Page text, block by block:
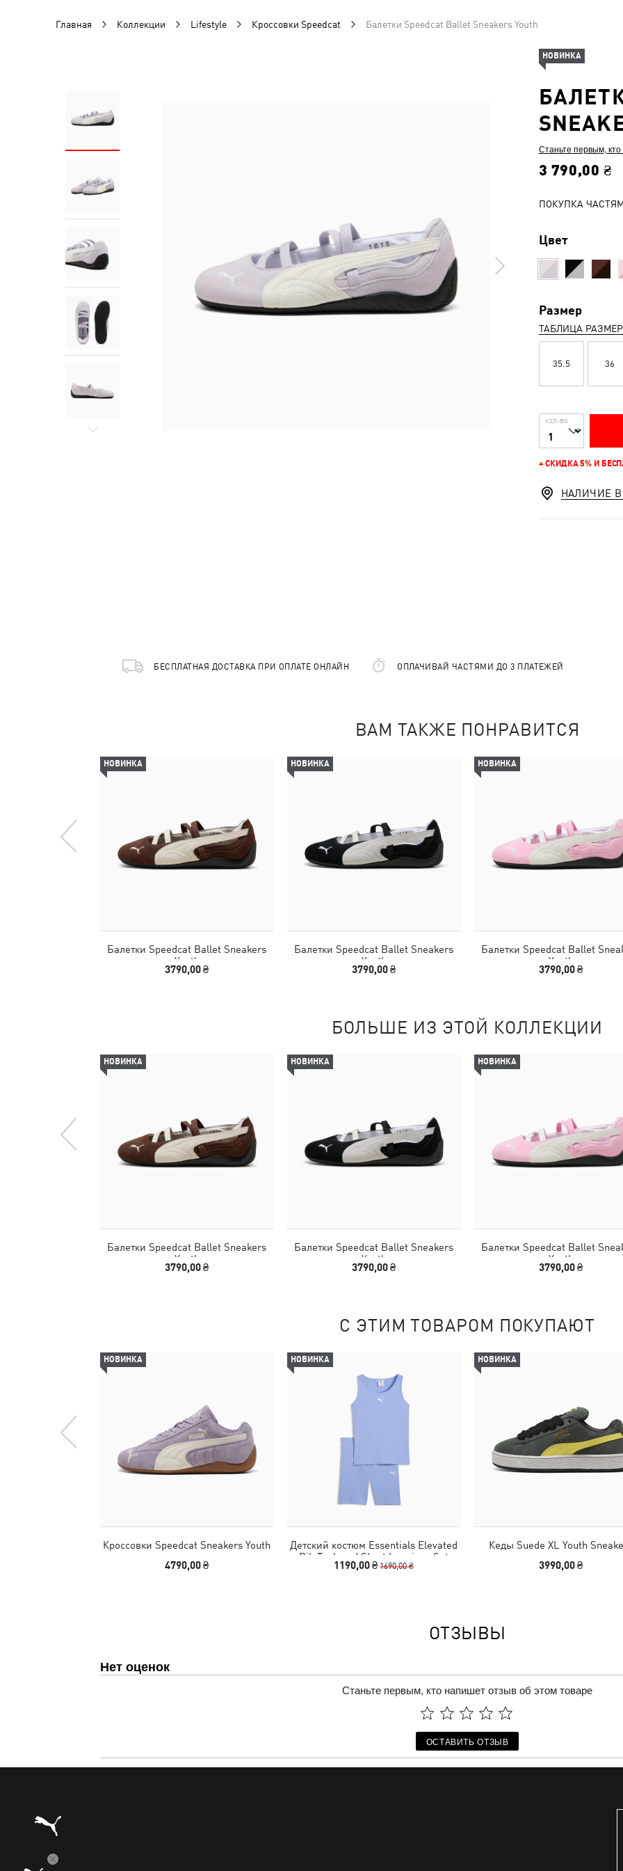
Главная Коллекции Lifestyle Кроссовки Speedcat Балетки Speedcat Ballet Sneakers Youth
Станьте первым,
3 790,00 ₴
ПОКУПКА
Цвет
Размер
ТАБЛИЦА
35.5 36
КОЛ-ВО
+ СКИДКА 5% И
НОВИНКА
НАЛИЧИЕ
БЕСПЛАТНАЯ ДОСТАВКА ПРИ ОПЛАТЕ ОНЛАЙН ОПЛАЧИВАЙ ЧАСТЯМИ ДО 3 ПЛАТЕЖЕЙ
ВАМ ТАКЖЕ ПОНРАВИТСЯ
НОВИНКА
Балетки Speedcat Ballet Sneakers
Youth
3790,00 ₴
НОВИНКА
Балетки Speedcat Ballet Sneakers
Youth
3790,00 ₴
НОВИНКА
Балетки Speedcat Ballet
Youth
3790,00 ₴
БОЛЬШЕ ИЗ ЭТОЙ КОЛЛЕКЦИИ
НОВИНКА
Балетки Speedcat Ballet Sneakers
Youth
3790,00 ₴
НОВИНКА
Балетки Speedcat Ballet Sneakers
Youth
3790,00 ₴
НОВИНКА
Балетки Speedcat Ballet
Youth
3790,00 ₴
С ЭТИМ ТОВАРОМ ПОКУПАЮТ
НОВИНКА
Кроссовки Speedcat Sneakers Youth
4790,00 ₴
НОВИНКА
Детский костюм Essentials Elevated
Rib Tank and Short Leggings Set
Youth
1190,00 ₴1690,00 ₴
НОВИНКА
Кеды Suede XL Youth
3990,00 ₴
ОТЗЫВЫ
Нет оценок
Станьте первым, кто напишет отзыв об этом товаре
ОСТАВИТЬ ОТЗЫВ